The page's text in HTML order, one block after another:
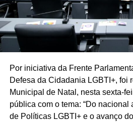
Por iniciativa da Frente
Defesa da Cidadania LGBTI+, foi
Municipal de Natal, nesta sexta-
pública com o tema: “Do nacional
de Políticas LGBTI+ e o avanço